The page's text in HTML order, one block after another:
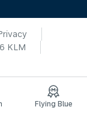
KLM
Flying Blue